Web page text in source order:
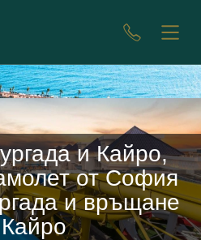
и Кайро,
от София
и връщане